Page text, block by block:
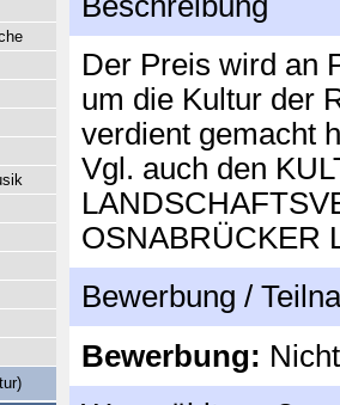
Der Preis wird an
um die Kultur der
verdient gemacht
Vgl. auch den
OSNABRÜCKER
Bewerbung /
Bewerbung: